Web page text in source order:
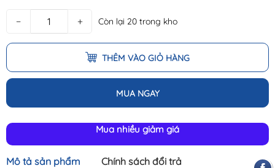
− + Còn lại 20 trong kho
THÊM VÀO GIỎ HÀNG
MUA NGAY
Mua nhiều giảm giá
Mô tả sản phẩm Chính sách đổi trả